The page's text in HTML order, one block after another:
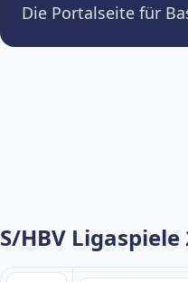
Die Portalseite für
S/HBV Ligaspiele